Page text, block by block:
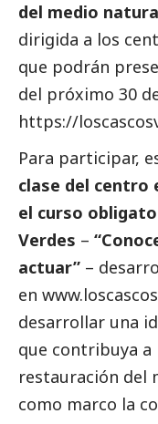
del medio
dirigida a los
que podrán
del próximo 30
https://
Para participar,
clase del centro
el curso
Verdes –
actuar” –
en
desarrollar una
que contribuya a
restauración del
como marco la